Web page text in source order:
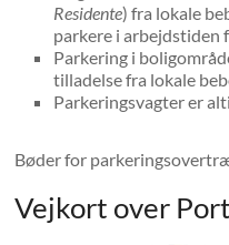
Residente) fra lokale
parkere i arbejdstiden
Parkering i
tilladelse fra lokale
Parkeringsvagter er
Bøder for
Vejkort over